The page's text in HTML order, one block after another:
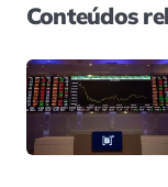
Conteúdos